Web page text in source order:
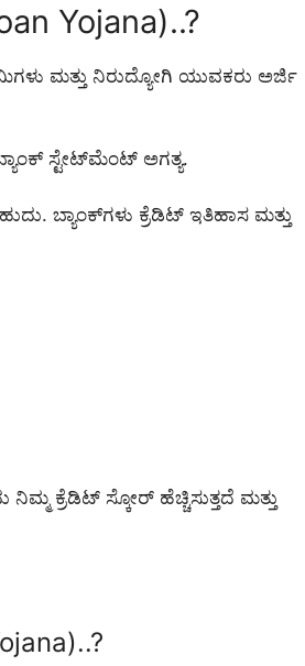
Yojana)..?
ಮತ್ತು ನಿರುದ್ಯೋಗಿ ಯುವಕರು ಅರ್ಜಿ
ಸ್ಟೇಟ್‌ಮೆಂಟ್ ಅಗತ್ಯ.
ಬ್ಯಾಂಕ್‌ಗಳು ಕ್ರೆಡಿಟ್ ಇತಿಹಾಸ ಮತ್ತು
ಕ್ರೆಡಿಟ್ ಸ್ಕೋರ್ ಹೆಚ್ಚಿಸುತ್ತದೆ ಮತ್ತು